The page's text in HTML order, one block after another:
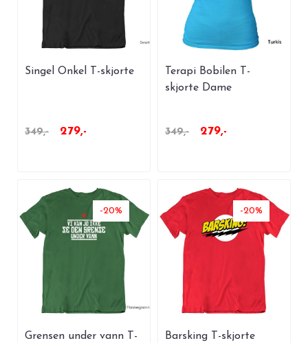
Singel Onkel T-skjorte
349,- 279,-
Terapi Bobilen T-
skjorte Dame
349,- 279,-
-20%
Grensen under vann T-
-20%
Barsking T-skjorte